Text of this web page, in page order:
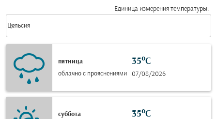
Единица измерения температуры:
Цельсия
keyboard_arrow_down
пятница
облачно с прояснениями
35°C
07/08/2026
суббота
35°C